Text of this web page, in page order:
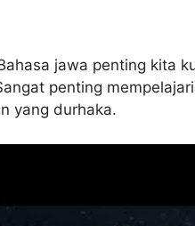
jawa penting kita
penting
yang durhaka.